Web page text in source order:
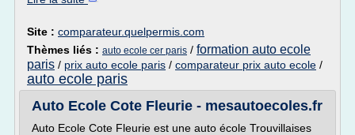
Site : comparateur.quelpermis.com
Thèmes liés : auto ecole cer paris / formation auto ecole
paris / prix auto ecole paris / comparateur prix auto ecole /
auto ecole paris
Auto Ecole Cote Fleurie - mesautoecoles.fr
Auto Ecole Cote Fleurie est une auto école Trouvillaises